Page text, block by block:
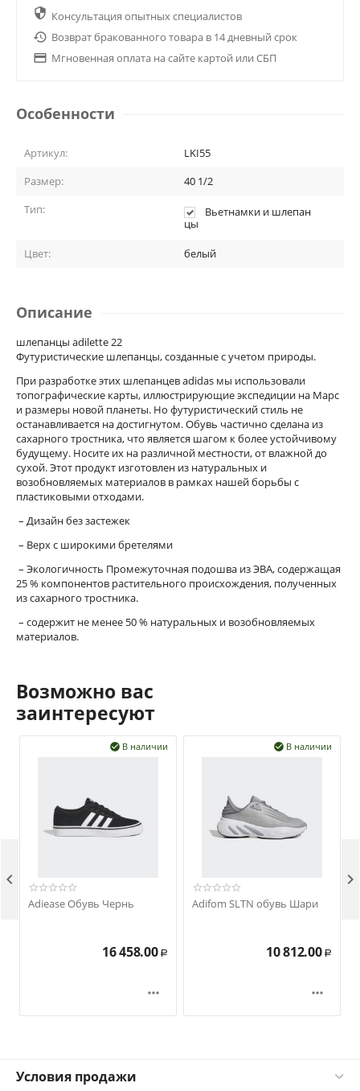
 Консультация опытных специалистов
 Возврат бракованного товара в 14 дневный срок
 Мгновенная оплата на сайте картой или СБП
Особенности
Артикул:
LKI55
Размер:
40 1/2
Тип:
Вьетнамки и шлепан
цы
Цвет: белый
Описание
шлепанцы adilette 22
Футуристические шлепанцы, созданные с учетом природы.
При разработке этих шлепанцев adidas мы использовали
топографические карты, иллюстрирующие экспедиции на Марс
и размеры новой планеты. Но футуристический стиль не
останавливается на достигнутом. Обувь частично сделана из
сахарного тростника, что является шагом к более устойчивому
будущему. Носите их на различной местности, от влажной до
сухой. Этот продукт изготовлен из натуральных и
возобновляемых материалов в рамках нашей борьбы с
пластиковыми отходами.
– Дизайн без застежек
– Верх с широкими бретелями
– Экологичность Промежуточная подошва из ЭВА, содержащая
25 % компонентов растительного происхождения, полученных
из сахарного тростника.
– содержит не менее 50 % натуральных и возобновляемых
материалов.
Возможно вас
заинтересуют
В наличии

Adiease Обувь Чернь
16 458.00 Р

В наличии

Adifom SLTN обувь Шари
10 812.00 Р

 
Условия продажи